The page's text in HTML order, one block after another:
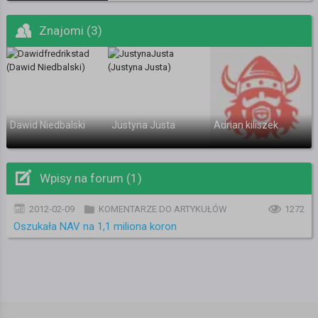
Znajomi (3)
Dawid Niedbalski Justyna Justa Adrian kiliszek
Wpisy na forum (1)
2012-02-09 KOMENTARZE DO ARTYKUŁÓW 1272
Oszukała NAV na 1,1 miliona koron